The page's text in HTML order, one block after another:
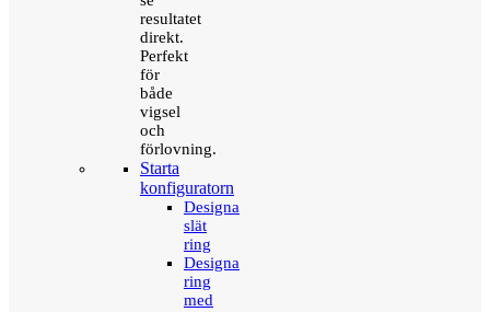
resultatet
direkt.
Perfekt
för
både
vigsel
och
förlovning.
Starta
konfiguratorn
Designa
slät
ring
Designa
ring
med